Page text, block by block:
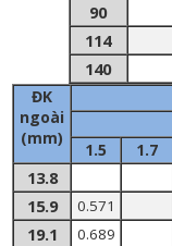
90
114
140
ĐK
ngoài
(mm)
1.5
1.7
13.8
15.9
0.571
19.1 0.689